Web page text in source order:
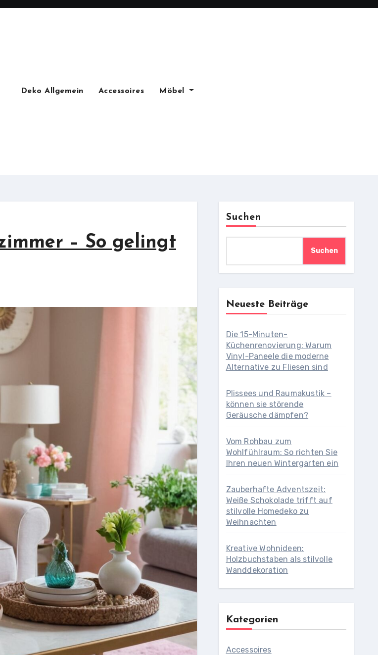
Deko Allgemein Accessoires Möbel
– So gelingt
Suchen
Suchen
Neueste Beiträge
Die 15-Minuten-
Küchenrenovierung: Warum
Vinyl-Paneele die moderne
Alternative zu Fliesen sind
Plissees und Raumakustik –
können sie störende
Geräusche dämpfen?
Vom Rohbau zum
Wohlfühlraum: So richten Sie
Ihren neuen Wintergarten ein
Zauberhafte Adventszeit:
Weiße Schokolade trifft auf
stilvolle Homedeko zu
Weihnachten
Kreative Wohnideen:
Holzbuchstaben als stilvolle
Wanddekoration
Kategorien
Accessoires